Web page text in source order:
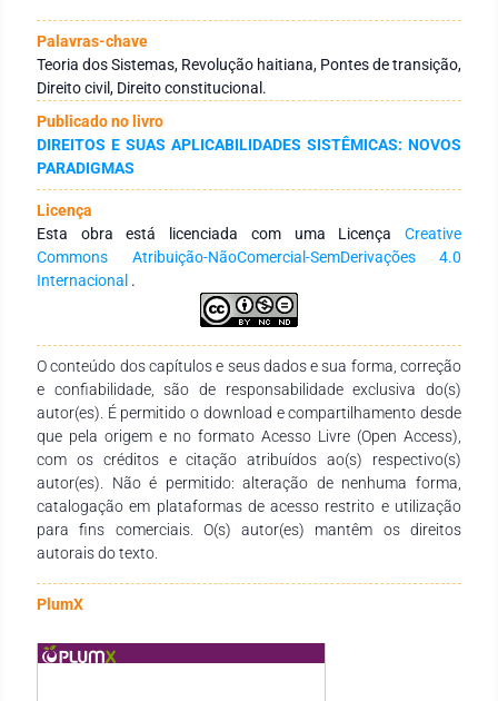
ressignificação dos elementos conforme o código interno do
subsistema. O estudo ainda apontou a importância de uma
análise horizontalizada do Direito, de forma a evitar a crise
sistêmica e garantir a evolução do sistema autopoiético,
conforme a teoria aprimorada por Teubner.
Palavras-chave
Teoria dos Sistemas, Revolução haitiana, Pontes de transição,
Direito civil, Direito constitucional.
Publicado no livro
DIREITOS E SUAS APLICABILIDADES SISTÊMICAS: NOVOS
PARADIGMAS
Licença
Esta obra está licenciada com uma Licença Creative
Commons Atribuição-NãoComercial-SemDerivações 4.0
Internacional .
O conteúdo dos capítulos e seus dados e sua forma, correção
e confiabilidade, são de responsabilidade exclusiva do(s)
autor(es). É permitido o download e compartilhamento desde
que pela origem e no formato Acesso Livre (Open Access),
com os créditos e citação atribuídos ao(s) respectivo(s)
autor(es). Não é permitido: alteração de nenhuma forma,
catalogação em plataformas de acesso restrito e utilização
para fins comerciais. O(s) autor(es) mantêm os direitos
autorais do texto.
PlumX